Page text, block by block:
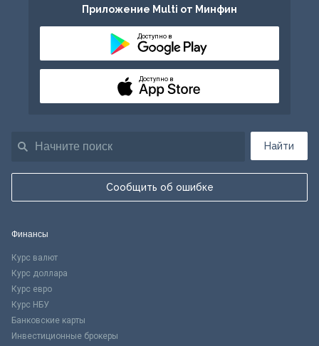
Найти
Сообщить об ошибке
Приложение Multi от Минфин
Доступно в
Доступно в
Финансы
Курс валют
Курс доллара
Курс евро
Курс НБУ
Банковские карты
Инвестиционные брокеры